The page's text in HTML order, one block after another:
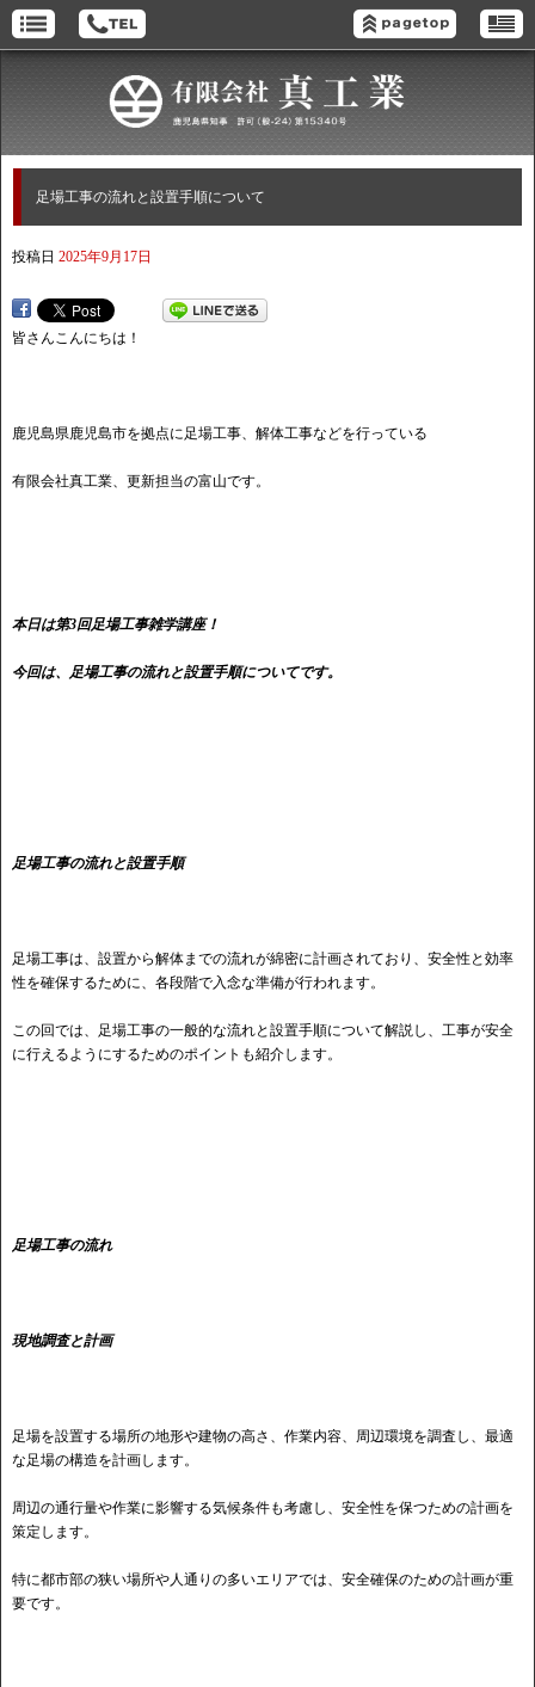
足場工事の流れと設置手順について
投稿日 2025年9月17日
皆さんこんにちは！
鹿児島県鹿児島市を拠点に足場工事、解体工事などを行っている
有限会社真工業、更新担当の富山です。
本日は第3回足場工事雑学講座！
今回は、足場工事の流れと設置手順についてです。
足場工事の流れと設置手順
足場工事は、設置から解体までの流れが綿密に計画されており、安全性と効率
性を確保するために、各段階で入念な準備が行われます。
この回では、足場工事の一般的な流れと設置手順について解説し、工事が安全
に行えるようにするためのポイントも紹介します。
足場工事の流れ
現地調査と計画
足場を設置する場所の地形や建物の高さ、作業内容、周辺環境を調査し、最適
な足場の構造を計画します。
周辺の通行量や作業に影響する気候条件も考慮し、安全性を保つための計画を
策定します。
特に都市部の狭い場所や人通りの多いエリアでは、安全確保のための計画が重
要です。